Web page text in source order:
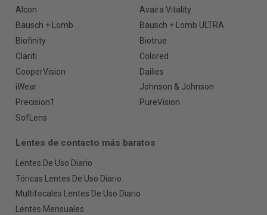
Alcon
Avaira Vitality
Bausch + Lomb
Bausch + Lomb ULTRA
Biofinity
Biotrue
Clariti
Colored
CooperVision
Dailies
iWear
Johnson & Johnson
Precision1
PureVision
SofLens
Lentes de contacto más baratos
Lentes De Uso Diario
Tóricas Lentes De Uso Diario
Multifocales Lentes De Uso Diario
Lentes Mensuales